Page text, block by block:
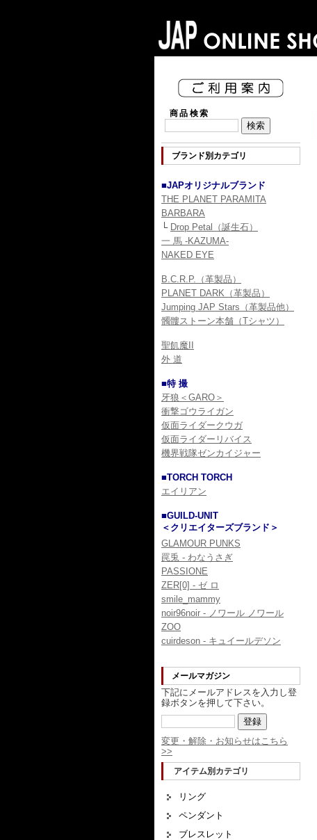
商品検索
ブランド別カテゴリ
■JAPオリジナルブランド
THE PLANET PARAMITA
BARBARA
└ Drop Petal（誕生石）
一 馬 -KAZUMA-
NAKED EYE
B.C.R.P.（革製品）
PLANET DARK（革製品）
Jumping JAP Stars（革製品他）
髑髏ストーン本舗（Tシャツ）
聖飢魔II
外 道
■特 撮
牙狼＜GARO＞
衝撃ゴウライガン
仮面ライダークウガ
仮面ライダーリバイス
機界戦隊ゼンカイジャー
■TORCH TORCH
エイリアン
■GUILD-UNIT
＜クリエイターズブランド＞
GLAMOUR PUNKS
罠兎 - わなうさぎ
PASSIONE
ZER[0] - ゼ ロ
smile_mammy
noir96noir - ノワール ノワール
ZOO
cuirdeson - キュイールデソン
メールマガジン
下記にメールアドレスを入力し登
録ボタンを押して下さい。
変更・解除・お知らせはこちら
>>
アイテム別カテゴリ
リング
ペンダント
ブレスレット